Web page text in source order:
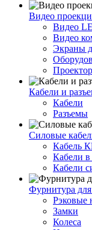
Видео
Видео
Видео
Экраны
Кабели и
Кабели
Разъемы
Силовые
Кабель
Кабели
Кабели
Фурнитура
Рэковые
Замки
Колеса